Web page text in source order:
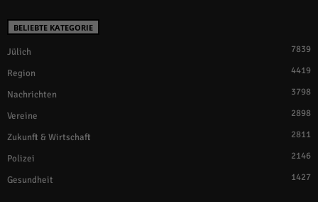
BELIEBTE KATEGORIE
Jülich 7839
Region 4419
Nachrichten 3798
Vereine 2898
Zukunft & Wirtschaft 2811
Polizei 2146
Gesundheit 1427